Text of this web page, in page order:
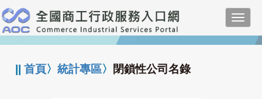
跳
到
主
要
:::
||首頁〉統計專區〉 閉鎖性公司名錄